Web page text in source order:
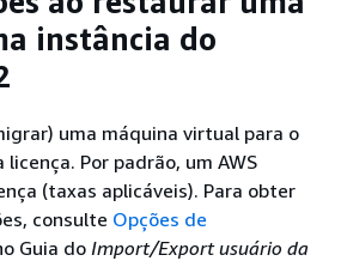
instância do
uma máquina virtual para o
licença. Por padrão, um AWS
(taxas aplicáveis). Para obter
consulte Opções de
Guia do Import/Export usuário da